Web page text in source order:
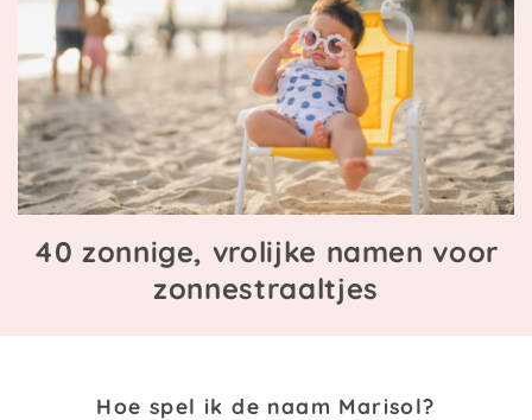
40 zonnige, vrolijke namen voor
zonnestraaltjes
Hoe spel ik de naam Marisol?